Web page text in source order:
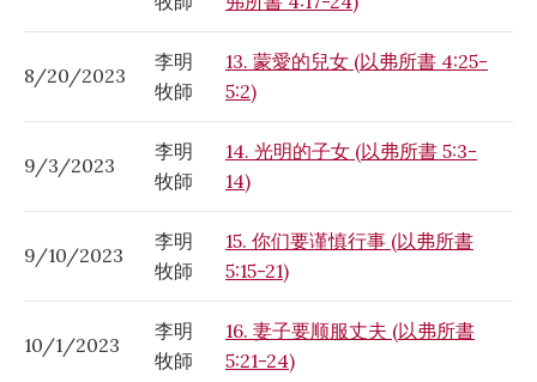
8/20/2023
李明
牧師
13. 蒙愛的兒女 (以弗所書 4:25-
5:2)
9/3/2023
李明
牧師
14. 光明的子女 (以弗所書 5:3-
14)
9/10/2023
李明
牧師
15. 你们要谨慎行事 (以弗所書
5:15-21)
10/1/2023
李明
牧師
16. 妻子要顺服丈夫 (以弗所書
5:21-24)